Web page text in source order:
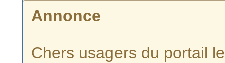
Annonce
Chers usagers du portail